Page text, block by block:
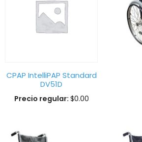
CPAP IntelliPAP Standard
DV51D
Precio regular: $0.00